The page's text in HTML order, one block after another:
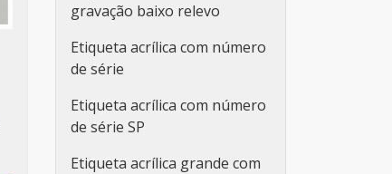
gravação baixo relevo
Etiqueta acrílica com número
de série
Etiqueta acrílica com número
de série SP
Etiqueta acrílica grande com